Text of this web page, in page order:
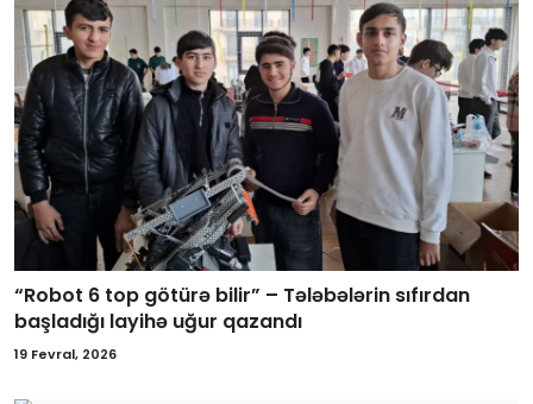
“Robot 6 top götürə bilir” – Tələbələrin sıfırdan
başladığı layihə uğur qazandı
19 Fevral, 2026